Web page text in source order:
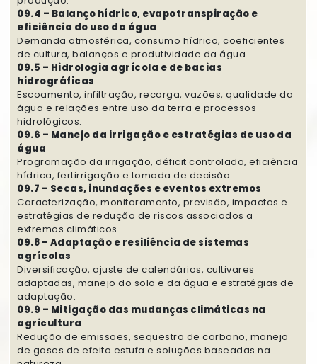
09.4 – Balanço hídrico, evapotranspiração e
eficiência do uso da água
Demanda atmosférica, consumo hídrico, coeficientes
de cultura, balanços e produtividade da água.
09.5 – Hidrologia agrícola e de bacias
hidrográficas
Escoamento, infiltração, recarga, vazões, qualidade da
água e relações entre uso da terra e processos
hidrológicos.
09.6 – Manejo da irrigação e estratégias de uso da
água
Programação da irrigação, déficit controlado, eficiência
hídrica, fertirrigação e tomada de decisão.
09.7 – Secas, inundações e eventos extremos
Caracterização, monitoramento, previsão, impactos e
estratégias de redução de riscos associados a
extremos climáticos.
09.8 – Adaptação e resiliência de sistemas
agrícolas
Diversificação, ajuste de calendários, cultivares
adaptadas, manejo do solo e da água e estratégias de
adaptação.
09.9 – Mitigação das mudanças climáticas na
agricultura
Redução de emissões, sequestro de carbono, manejo
de gases de efeito estufa e soluções baseadas na